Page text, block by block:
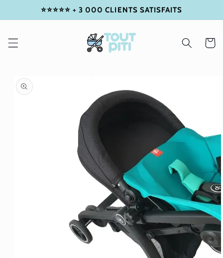
IGNORER
ET
CONTENU
⭐⭐⭐⭐⭐ + 3 000 CLIENTS SATISFAITS
Panier
PASSER
AUX